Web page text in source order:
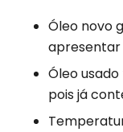
Óleo novo
apresentar
Óleo
pois já